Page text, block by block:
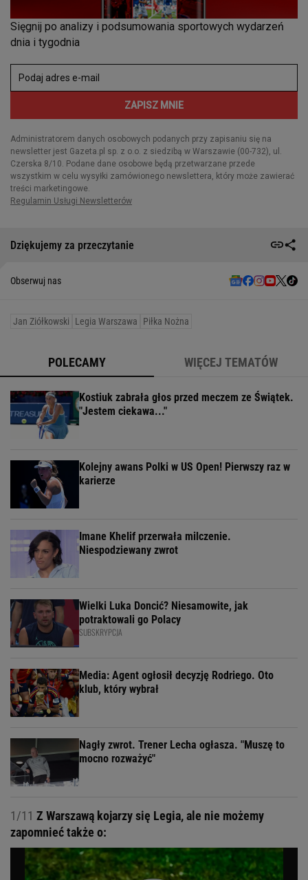
Dziękujemy za przeczytanie
Obserwuj nas
Jan Ziółkowski Legia Warszawa Piłka Nożna
POLECAMY WIĘCEJ TEMATÓW
Kostiuk zabrała głos przed meczem ze Świątek.
"Jestem ciekawa..."
Kolejny awans Polki w US Open! Pierwszy raz w
karierze
Imane Khelif przerwała milczenie.
Niespodziewany zwrot
Wielki Luka Doncić? Niesamowite, jak
potraktowali go Polacy
SUBSKRYPCJA
Media: Agent ogłosił decyzję Rodriego. Oto
klub, który wybrał
Nagły zwrot. Trener Lecha ogłasza. "Muszę to
mocno rozważyć"
1/11 Z Warszawą kojarzy się Legia, ale nie możemy
zapomnieć także o: